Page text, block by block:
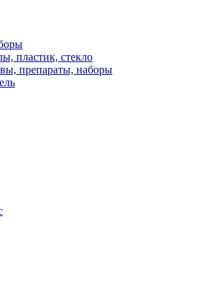
пластик, стекло
препараты, наборы